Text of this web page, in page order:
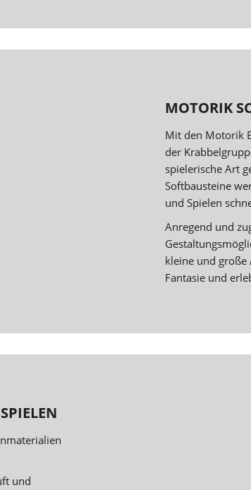
MOTORIK
Mit den Motorik
der
spielerische Art
Softbausteine
und Spielen
Anregend und
kleine und große
Fantasie und
und